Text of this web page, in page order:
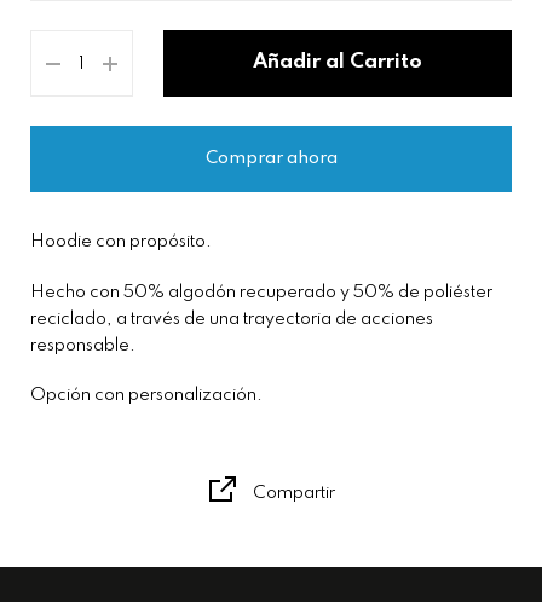
Asphalt Grey
Sand
Añadir al Carrito
Comprar ahora
Hoodie con propósito.
Hecho con 50% algodón recuperado y 50% de poliéster
reciclado, a través de una trayectoria de acciones
responsable.
Opción con personalización.
Compartir